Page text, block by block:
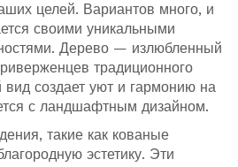
целей. Вариантов много, и
своими уникальными
Дерево — излюбленный
традиционного
создает уют и гармонию на
с ландшафтным дизайном.
такие как кованые
эстетику. Эти